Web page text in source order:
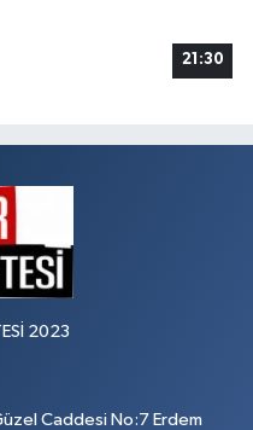
21:30
2023
Caddesi No:7 Erdem